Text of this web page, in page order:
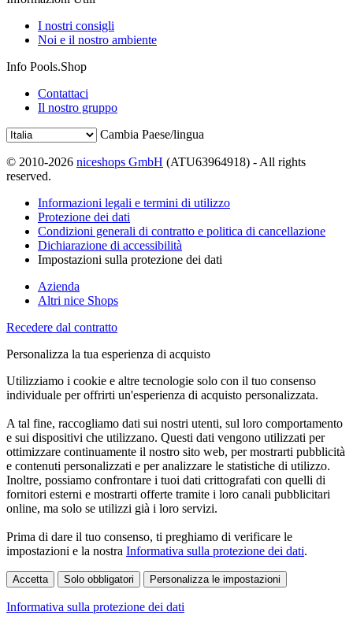
I nostri consigli
Noi e il nostro ambiente
Info Pools.Shop
Contattaci
Il nostro gruppo
Cambia Paese/lingua
© 2010-2026 niceshops GmbH (ATU63964918) - All rights
reserved.
Informazioni legali e termini di utilizzo
Protezione dei dati
Condizioni generali di contratto e politica di cancellazione
Dichiarazione di accessibilità
Impostazioni sulla protezione dei dati
Azienda
Altri nice Shops
Recedere dal contratto
Personalizza la tua esperienza di acquisto
Utilizziamo i cookie e altre tecnologie solo con il tuo consenso
individuale per offrirti un'esperienza di acquisto personalizzata.
A tal fine, raccogliamo dati sui nostri utenti, sul loro comportamento
e sui dispositivi che utilizzano. Questi dati vengono utilizzati per
ottimizzare continuamente il nostro sito web, per mostrarti pubblicità
e contenuti personalizzati e per analizzare le statistiche di utilizzo.
Inoltre, possiamo confrontare i tuoi dati crittografati con quelli di
fornitori esterni e mostrarti offerte tramite i loro canali pubblicitari
online, ma solo se utilizzi già i loro servizi.
Prima di dare il tuo consenso, ti preghiamo di verificare le
impostazioni e la nostra Informativa sulla protezione dei dati.
Accetta Solo obbligatori Personalizza le impostazioni
Informativa sulla protezione dei dati